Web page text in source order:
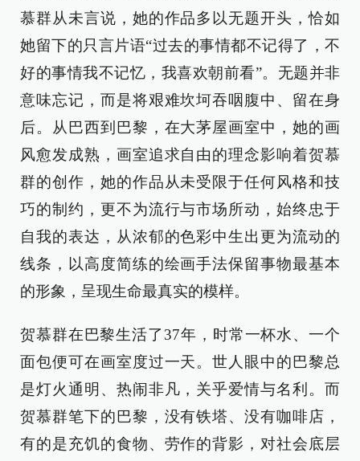
慕群从未言说，她的作品多以无题开头，恰如
她留下的只言片语“过去的事情都不记得了，不
好的事情我不记忆，我喜欢朝前看”。无题并非
意味忘记，而是将艰难坎坷吞咽腹中、留在身
后。从巴西到巴黎，在大茅屋画室中，她的画
风愈发成熟，画室追求自由的理念影响着贺慕
群的创作，她的作品从未受限于任何风格和技
巧的制约，更不为流行与市场所动，始终忠于
自我的表达，从浓郁的色彩中生出更为流动的
线条，以高度简练的绘画手法保留事物最基本
的形象，呈现生命最真实的模样。
贺慕群在巴黎生活了37年，时常一杯水、一个
面包便可在画室度过一天。世人眼中的巴黎总
是灯火通明、热闹非凡，关乎爱情与名利。而
贺慕群笔下的巴黎，没有铁塔、没有咖啡店，
有的是充饥的食物、劳作的背影，对社会底层